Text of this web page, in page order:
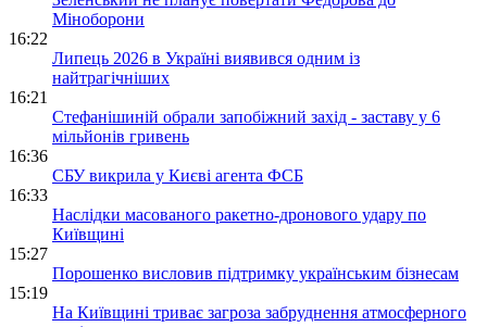
Міноборони
16:22
Липець 2026 в Україні виявився одним із
найтрагічніших
16:21
Стефанішиній обрали запобіжний захід - заставу у 6
мільйонів гривень
16:36
СБУ викрила у Києві агента ФСБ
16:33
Наслідки масованого ракетно-дронового удару по
Київщині
15:27
Порошенко висловив підтримку українським бізнесам
15:19
На Київщині триває загроза забруднення атмосферного